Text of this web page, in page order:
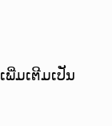
ພີ່ມເຕີມເປັນ